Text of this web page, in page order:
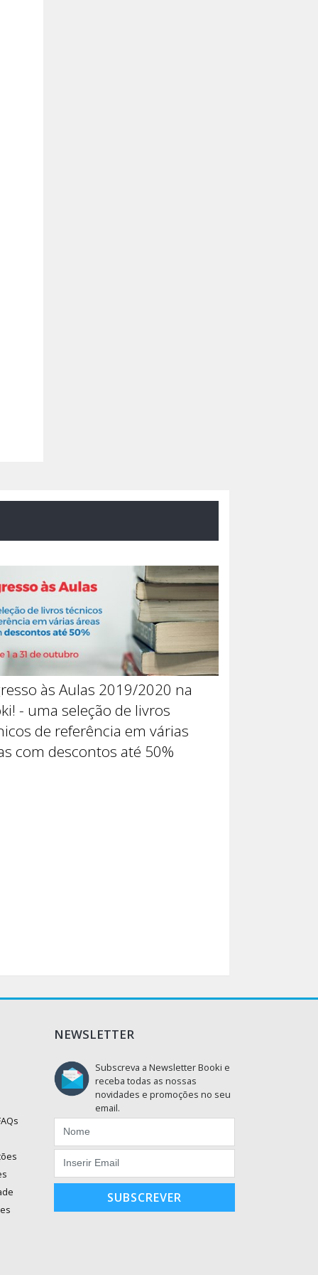
às Aulas 2019/2020 na
- uma seleção de livros
de referência em várias
com descontos até 50%
NEWSLETTER
Subscreva a Newsletter Booki e
receba todas as nossas
novidades e promoções no seu
email.
SUBSCREVER